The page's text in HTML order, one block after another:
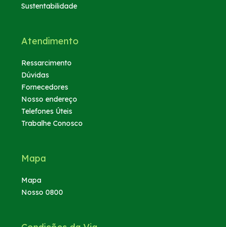
Sustentabilidade
Atendimento
Ressarcimento
Dúvidas
Fornecedores
Nosso endereço
Telefones Úteis
Trabalhe Conosco
Mapa
Mapa
Nosso 0800